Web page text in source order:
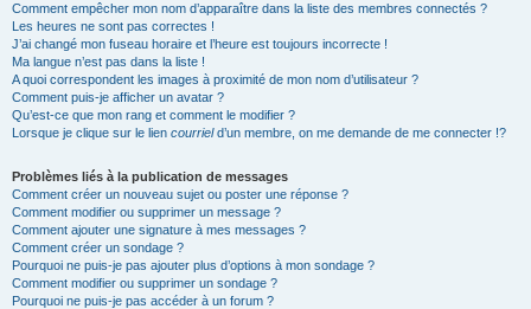
Comment empêcher mon nom d’apparaître dans la liste des membres connectés ?
Les heures ne sont pas correctes !
J’ai changé mon fuseau horaire et l’heure est toujours incorrecte !
Ma langue n’est pas dans la liste !
A quoi correspondent les images à proximité de mon nom d’utilisateur ?
Comment puis-je afficher un avatar ?
Qu’est-ce que mon rang et comment le modifier ?
Lorsque je clique sur le lien courrield’un membre, on me demande de me connecter !?
Problèmes liés à la publication de messages
Comment créer un nouveau sujet ou poster une réponse ?
Comment modifier ou supprimer un message ?
Comment ajouter une signature à mes messages ?
Comment créer un sondage ?
Pourquoi ne puis-je pas ajouter plus d’options à mon sondage ?
Comment modifier ou supprimer un sondage ?
Pourquoi ne puis-je pas accéder à un forum ?